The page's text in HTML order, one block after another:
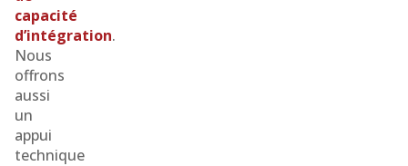
capacité
d’intégration.
Nous
offrons
aussi
un
appui
technique